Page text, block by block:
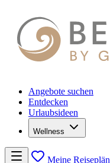
Angebote suchen
Entdecken
Urlaubsideen
Wellness
Meine